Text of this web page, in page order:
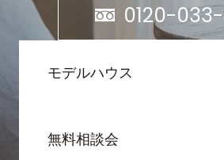
0120-
モデルハウス
無料相談会